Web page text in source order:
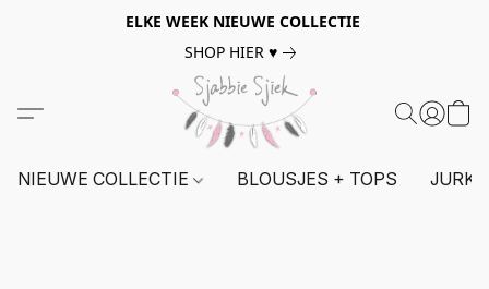
ELKE WEEK NIEUWE COLLECTIE
SHOP HIER ♥
NIEUWE COLLECTIE BLOUSJES + TOPS